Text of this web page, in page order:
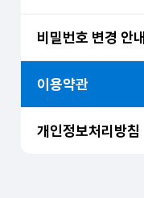
비밀번호 변경 안내
이용약관
개인정보처리방침